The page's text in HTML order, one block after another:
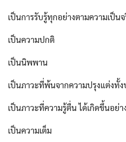
เป็นการรับรู้ทุกอย่างตามความเป็นจ
เป็นความปกติ
เป็นนิพพาน
เป็นภาวะที่พ้นจากความปรุงแต่งทั้ง
เป็นภาวะที่ความรู้ตื่น ได้เกิดขึ้นอย่
เป็นความเต็ม